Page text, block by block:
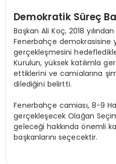
Demokratik Süreç
Başkan Ali Koç, 2018
Fenerbahçe demokrasisine
gerçekleşmesini
Kurulun, yüksek katılımla
ettiklerini ve camialarına
dilediğini belirtti.
Fenerbahçe camiası, 8-9
gerçekleşecek Olağan
geleceği hakkında önemli
başkanlarını seçecektir.